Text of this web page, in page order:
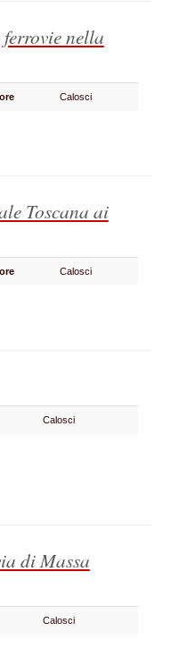
nella
Calosci
Toscana ai
Calosci
Calosci
di Massa
Calosci